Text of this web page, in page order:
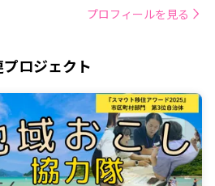
プロフィールを見る
プロジェクト